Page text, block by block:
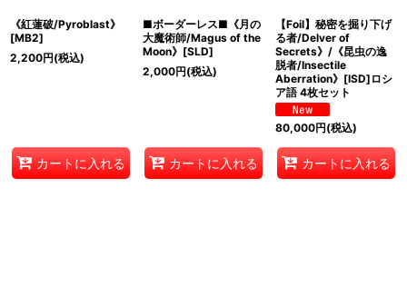
《紅蓮破/Pyroblast》
[MB2]
2,200円(税込)
カートに入れる
■ボーダーレス■《月の
大魔術師/Magus of the
Moon》[SLD]
2,000円(税込)
カートに入れる
【Foil】秘密を掘り下げ
る者/Delver of
Secrets》/《昆虫の逸
脱者/Insectile
Aberration》[ISD]ロシ
ア語 4枚セット
80,000円(税込)
カートに入れる